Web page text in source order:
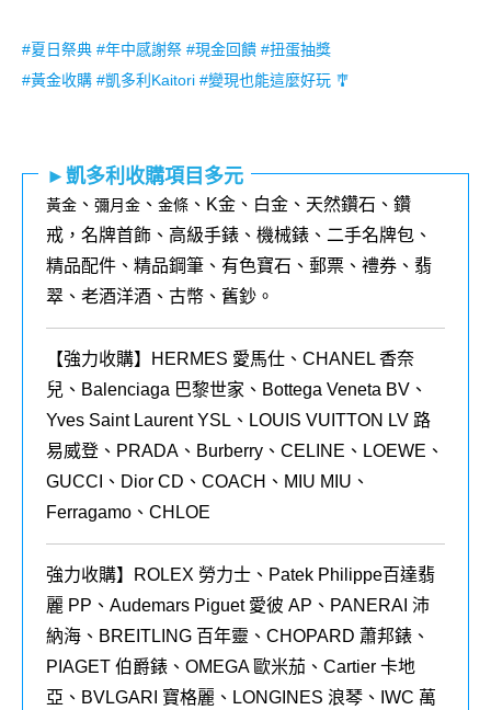
#夏日祭典 #年中感謝祭 #現金回饋 #扭蛋抽獎
#黃金收購 #凱多利Kaitori #變現也能這麼好玩 🎐
►凱多利收購項目多元
黃金 、 彌月金 、 金條 、K金、白金、天然鑽石、鑽
戒，名牌首飾、高級手錶、機械錶、二手名牌包、
精品配件、精品鋼筆、有色寶石、郵票、禮券、翡
翠、老酒洋酒、古幣、舊鈔。
【強力收購】HERMES 愛馬仕、CHANEL 香奈
兒、Balenciaga 巴黎世家、Bottega Veneta BV、
Yves Saint Laurent YSL、LOUIS VUITTON LV 路
易威登、PRADA、Burberry、CELINE、LOEWE、
GUCCI、Dior CD、COACH、MIU MIU、
Ferragamo、CHLOE
強力收購】ROLEX 勞力士、 Patek Philippe百達翡
麗 PP 、 Audemars Piguet 愛彼 AP 、 PANERAI 沛
納海、 BREITLING 百年靈、 CHOPARD 蕭邦錶、
PIAGET 伯爵錶、 OMEGA 歐米茄、 Cartier 卡地
亞、 BVLGARI 寶格麗、 LONGINES 浪琴、 IWC 萬